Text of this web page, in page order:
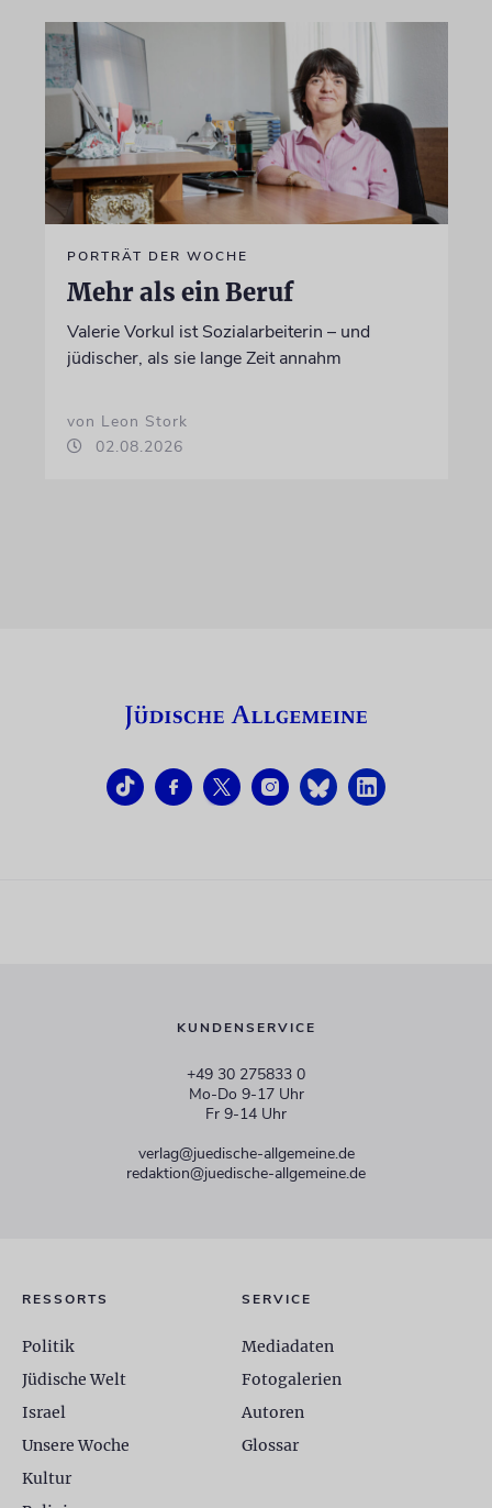
PORTRÄT DER WOCHE
Mehr als ein Beruf
Valerie Vorkul ist Sozialarbeiterin – und
jüdischer, als sie lange Zeit annahm
von Leon Stork
02.08.2026
KUNDENSERVICE
+49 30 275833 0
Mo-Do 9-17 Uhr
Fr 9-14 Uhr
verlag@juedische-allgemeine.de
redaktion@juedische-allgemeine.de
RESSORTS
Politik
Jüdische Welt
Israel
Unsere Woche
Kultur
SERVICE
Mediadaten
Fotogalerien
Autoren
Glossar